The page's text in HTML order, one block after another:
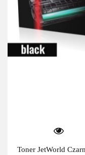
Toner JetWorld